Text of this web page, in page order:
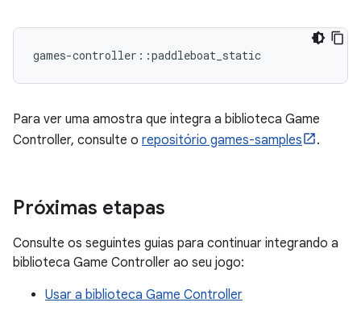
Para ver uma amostra que integra a biblioteca Game
Controller, consulte o repositório games-samples .
Próximas etapas
Consulte os seguintes guias para continuar integrando a
biblioteca Game Controller ao seu jogo:
Usar a biblioteca Game Controller